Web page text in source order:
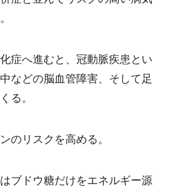
症へ進むと、冠動脈疾患とい
などの脳血管障害、そして足
る。
のリスクを高める。
ブドウ糖だけをエネルギー源